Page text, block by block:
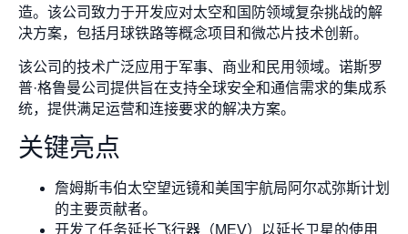
造。该公司致力于开发应对太空和国防领域复杂挑战的解
决方案，包括月球铁路等概念项目和微芯片技术创新。
该公司的技术广泛应用于军事、商业和民用领域。诺斯罗
普·格鲁曼公司提供旨在支持全球安全和通信需求的集成系
统，提供满足运营和连接要求的解决方案。
关键亮点
詹姆斯韦伯太空望远镜和美国宇航局阿尔忒弥斯计划
的主要贡献者。
开发了任务延长飞行器（MEV）以延长卫星的使用